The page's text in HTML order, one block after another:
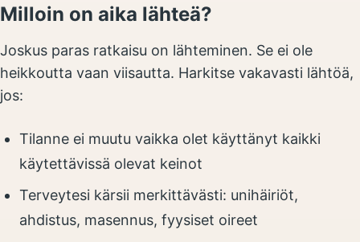
Milloin on aika lähteä?
Joskus paras ratkaisu on lähteminen. Se ei ole
heikkoutta vaan viisautta. Harkitse vakavasti lähtöä,
jos:
Tilanne ei muutu vaikka olet käyttänyt kaikki
käytettävissä olevat keinot
Terveytesi kärsii merkittävästi: unihäiriöt,
ahdistus, masennus, fyysiset oireet